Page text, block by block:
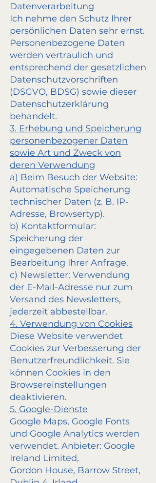
Datenverarbeitung
Ich nehme den Schutz Ihrer
persönlichen Daten sehr ernst.
Personenbezogene Daten
werden vertraulich und
entsprechend der gesetzlichen
Datenschutzvorschriften
(DSGVO, BDSG) sowie dieser
Datenschutzerklärung
behandelt.
3. Erhebung und Speicherung
personenbezogener Daten
sowie Art und Zweck von
deren Verwendung
a) Beim Besuch der Website:
Automatische Speicherung
technischer Daten (z. B. IP-
Adresse, Browsertyp).
b) Kontaktformular:
Speicherung der
eingegebenen Daten zur
Bearbeitung Ihrer Anfrage.
c) Newsletter: Verwendung
der E-Mail-Adresse nur zum
Versand des Newsletters,
jederzeit abbestellbar.
4. Verwendung von Cookies
Diese Website verwendet
Cookies zur Verbesserung der
Benutzerfreundlichkeit. Sie
können Cookies in den
Browsereinstellungen
deaktivieren.
5. Google-Dienste
Google Maps, Google Fonts
und Google Analytics werden
verwendet. Anbieter: Google
Ireland Limited,
Gordon House, Barrow Street,